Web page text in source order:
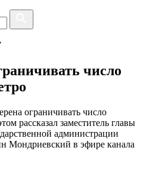
число
ограничивать число
рассказал заместитель главы
администрации
Мондриевский в эфире канала